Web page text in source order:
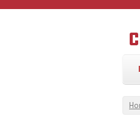
Overslaan en naar de inhoud gaan
van